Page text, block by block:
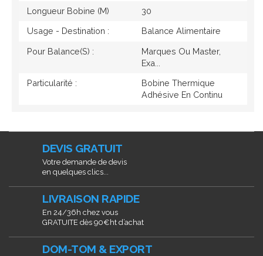
Longueur Bobine (M) 30
Usage - Destination : Balance Alimentaire
Pour Balance(s) :
Marques Ou Master,
Exa...
Particularité :
Bobine Thermique
Adhésive En Continu
DEVIS GRATUIT
Votre demande de devis
en quelques clics...
LIVRAISON RAPIDE
En 24/36h chez vous
GRATUITE dès 90€ht d’achat
DOM-TOM & EXPORT